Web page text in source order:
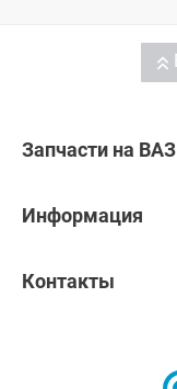
Запчасти на
Информация
Контакты